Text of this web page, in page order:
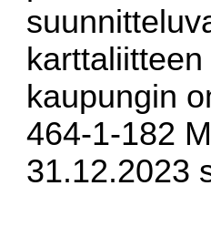
kaupungin
464-1-182
31.12.2023